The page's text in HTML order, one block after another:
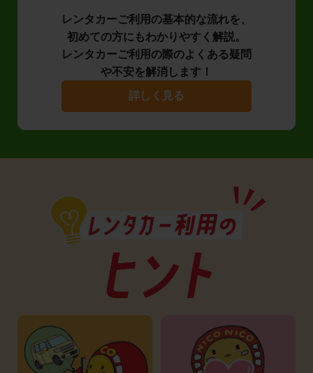
レンタカーご利用の基本的な流れを、
初めての方にもわかりやすく解説。
レンタカーご利用の際のよくある疑問
や不安を解消します！
詳しく見る